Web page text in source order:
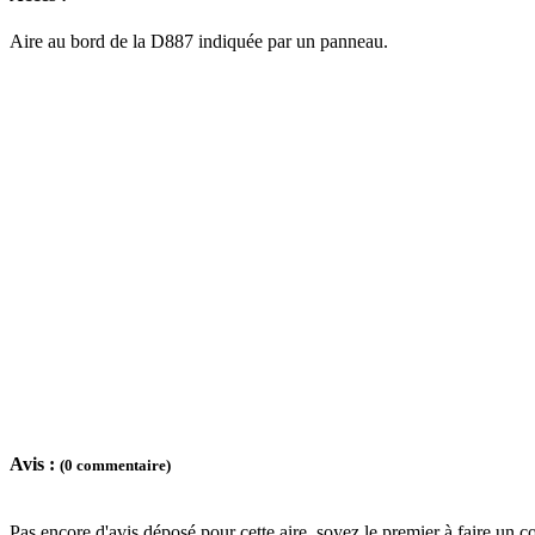
Aire au bord de la D887 indiquée par un panneau.
Avis : (0 commentaire)